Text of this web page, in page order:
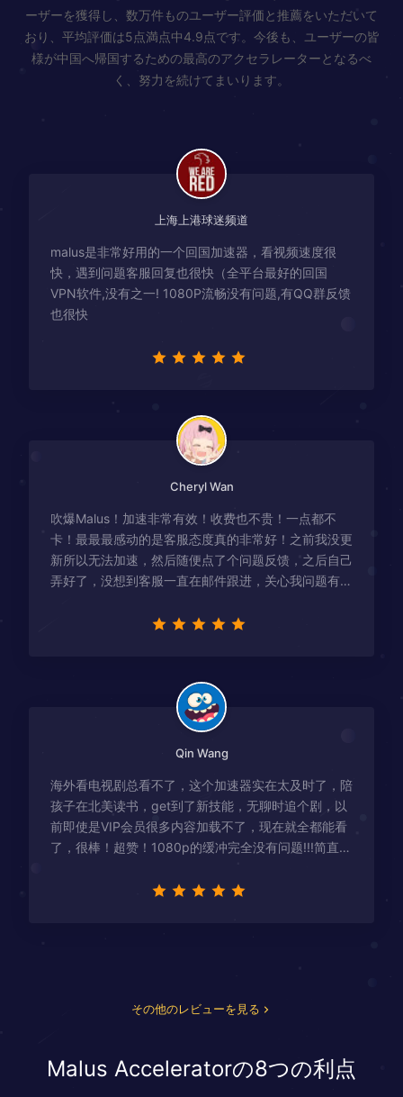
ーザーを獲得し、数万件ものユーザー評価と推薦をいただいて
おり、平均評価は5点満点中4.9点です。今後も、ユーザーの皆
様が中国へ帰国するための最高のアクセラレーターとなるべ
く、努力を続けてまいります。
上海上港球迷频道
malus是非常好用的一个回国加速器，看视频速度很
快，遇到问题客服回复也很快（全平台最好的回国
VPN软件,没有之一! 1080P流畅没有问题,有QQ群反馈
也很快
Cheryl Wan
吹爆Malus！加速非常有效！收费也不贵！一点都不
卡！最最最感动的是客服态度真的非常好！之前我没更
新所以无法加速，然后随便点了个问题反馈，之后自己
弄好了，没想到客服一直在邮件跟进，关心我问题有没
Qin Wang
海外看电视剧总看不了，这个加速器实在太及时了，陪
孩子在北美读书，get到了新技能，无聊时追个剧，以
前即使是VIP会员很多内容加载不了，现在就全都能看
了，很棒！超赞！1080p的缓冲完全没有问题!!!简直救
その他のレビューを見る
Malus Acceleratorの8つの利点